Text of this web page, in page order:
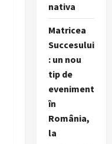
nativa
Matricea
Succesului
: un nou
tip de
eveniment
în
România,
la